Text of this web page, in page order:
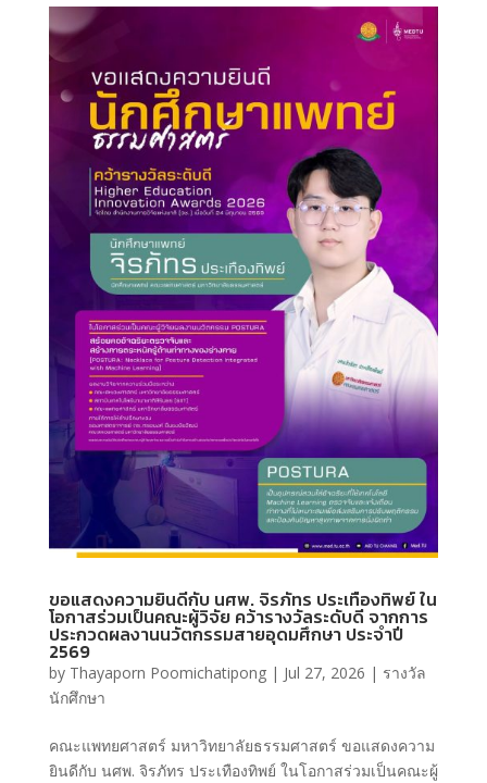
ขอแสดงความยินดีกับ นศพ. จิรภัทร ประเทืองทิพย์ ใน
โอกาสร่วมเป็นคณะผู้วิจัย คว้ารางวัลระดับดี จากการ
ประกวดผลงานนวัตกรรมสายอุดมศึกษา ประจำปี
2569
by Thayaporn Poomichatipong| Jul 27, 2026 | รางวัล
นักศึกษา
คณะแพทยศาสตร์ มหาวิทยาลัยธรรมศาสตร์ ขอแสดงความ
ยินดีกับ นศพ. จิรภัทร ประเทืองทิพย์ ในโอกาสร่วมเป็นคณะผู้